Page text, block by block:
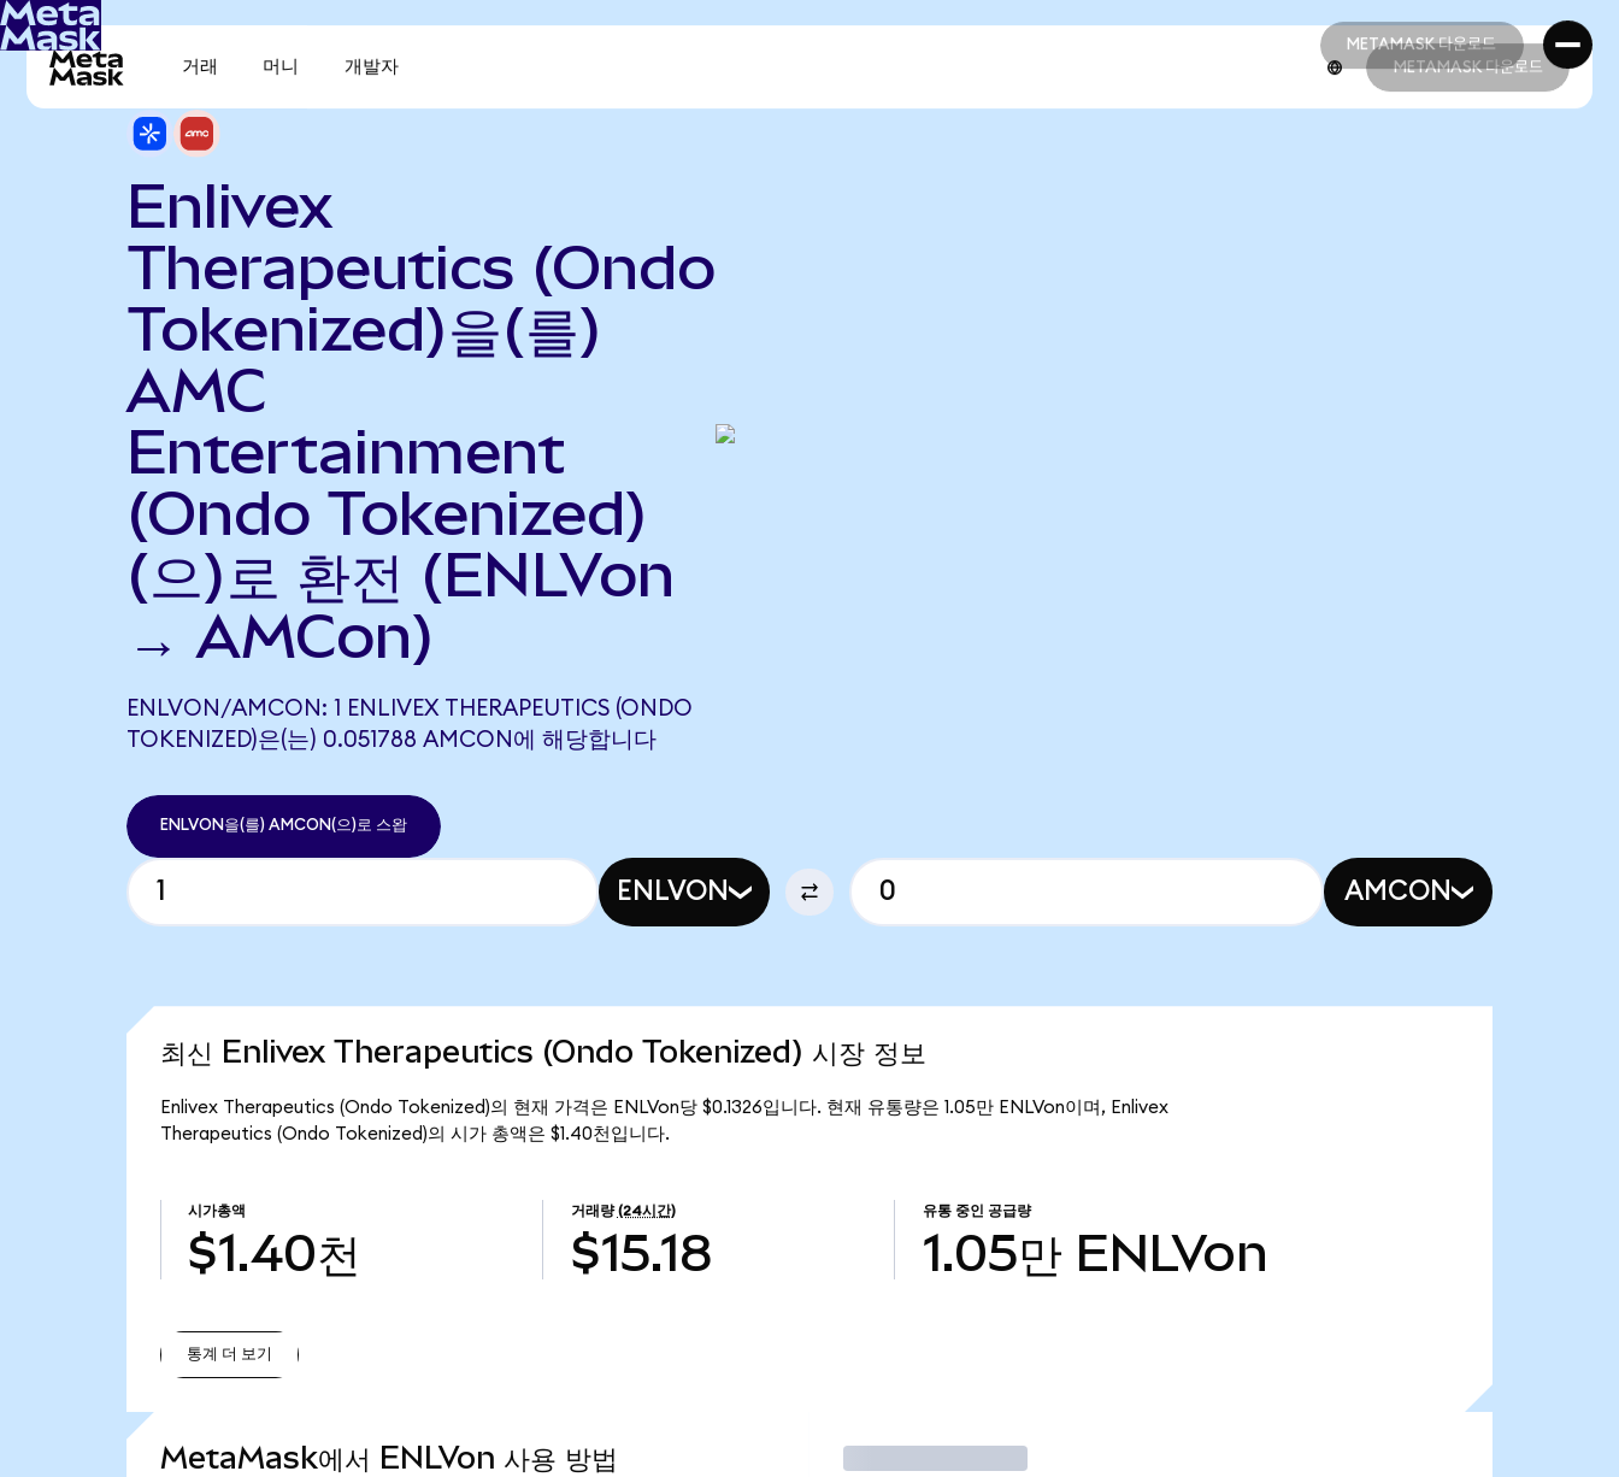
METAMASK 다운로드
METAMASK 다운로드
거래 머니 개발자 METAMASK 다운로드
Enlivex
Therapeutics (Ondo
Tokenized)을(를)
AMC
Entertainment
(Ondo Tokenized)
(으)로 환전 (ENLVon
→ AMCon)
ENLVON/AMCON: 1 ENLIVEX THERAPEUTICS (ONDO
TOKENIZED)은(는) 0.051788 AMCON에 해당합니다
ENLVON을(를) AMCON(으)로 스왑
ENLVON AMCON
최신 Enlivex Therapeutics (Ondo Tokenized) 시장 정보
Enlivex Therapeutics (Ondo Tokenized)의 현재 가격은 ENLVon당 $0.1326입니다. 현재 유통량은 1.05만 ENLVon이며, Enlivex
Therapeutics (Ondo Tokenized)의 시가 총액은 $1.40천입니다.
시가총액
$1.40천
거래량 (24시간)
$15.18
유통 중인 공급량
1.05만 ENLVon
통계 더 보기
MetaMask에서 ENLVon 사용 방법 거래